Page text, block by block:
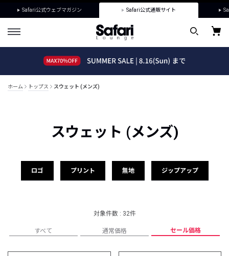
Safari公式ウェブマガジン Safari公式通販サイト
ホーム トップス スウェット (メンズ)
スウェット (メンズ)
ロゴ プリント 無地 ジップアップ
対象件数 : 32件
すべて 通常価格 セール価格